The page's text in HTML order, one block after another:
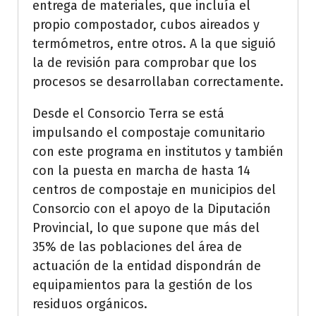
entrega de materiales, que incluía el
propio compostador, cubos aireados y
termómetros, entre otros. A la que siguió
la de revisión para comprobar que los
procesos se desarrollaban correctamente.
Desde el Consorcio Terra se está
impulsando el compostaje comunitario
con este programa en institutos y también
con la puesta en marcha de hasta 14
centros de compostaje en municipios del
Consorcio con el apoyo de la Diputación
Provincial, lo que supone que más del
35% de las poblaciones del área de
actuación de la entidad dispondrán de
equipamientos para la gestión de los
residuos orgánicos.